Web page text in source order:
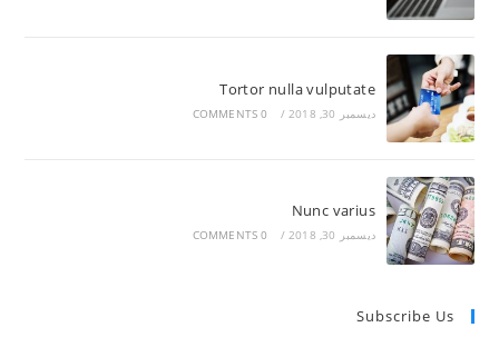
Tortor nulla vulputate
ديسمبر 30, 2018 /
0 COMMENTS
Nunc varius
ديسمبر 30, 2018 /
0 COMMENTS
Subscribe Us